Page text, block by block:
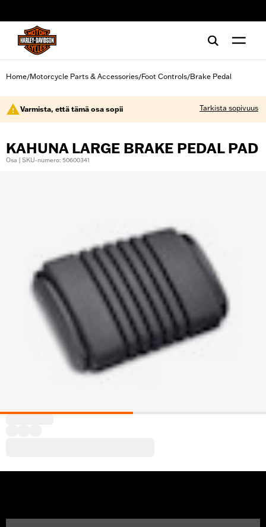
Home/Motorcycle Parts & Accessories/Foot Controls/Brake Pedal
Varmista, että tämä osa sopii Tarkista sopivuus
KAHUNA LARGE BRAKE PEDAL PAD
Osa | SKU-numero: 50600341